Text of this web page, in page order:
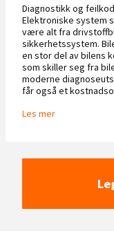
Diagnostikk og
Elektroniske system
være alt fra
sikkerhetssystem.
en stor del av bilens
som skiller seg fra
moderne
får også et
Les mer